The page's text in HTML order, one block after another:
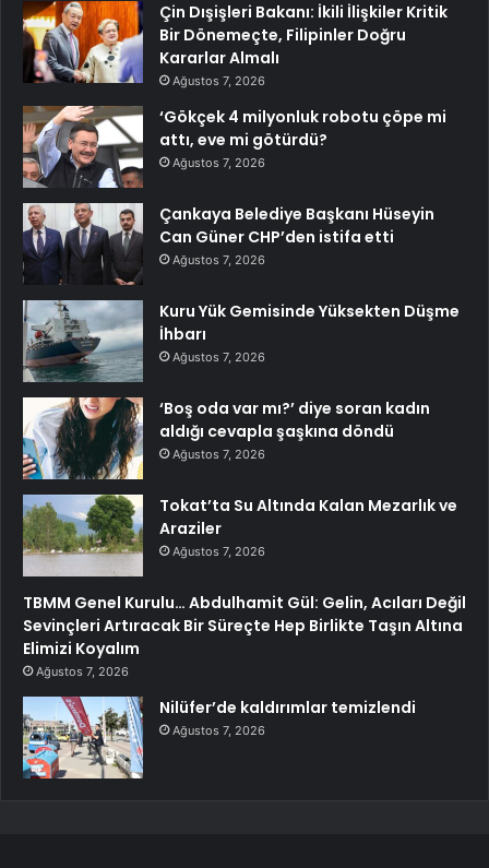
Çin Dışişleri Bakanı: İkili İlişkiler Kritik
Bir Dönemeçte, Filipinler Doğru
Kararlar Almalı
Ağustos 7, 2026
‘Gökçek 4 milyonluk robotu çöpe mi
attı, eve mi götürdü?
Ağustos 7, 2026
Çankaya Belediye Başkanı Hüseyin
Can Güner CHP’den istifa etti
Ağustos 7, 2026
Kuru Yük Gemisinde Yüksekten Düşme
İhbarı
Ağustos 7, 2026
‘Boş oda var mı?’ diye soran kadın
aldığı cevapla şaşkına döndü
Ağustos 7, 2026
Tokat’ta Su Altında Kalan Mezarlık ve
Araziler
Ağustos 7, 2026
TBMM Genel Kurulu… Abdulhamit Gül: Gelin, Acıları Değil
Sevinçleri Artıracak Bir Süreçte Hep Birlikte Taşın Altına
Elimizi Koyalım
Ağustos 7, 2026
Nilüfer’de kaldırımlar temizlendi
Ağustos 7, 2026